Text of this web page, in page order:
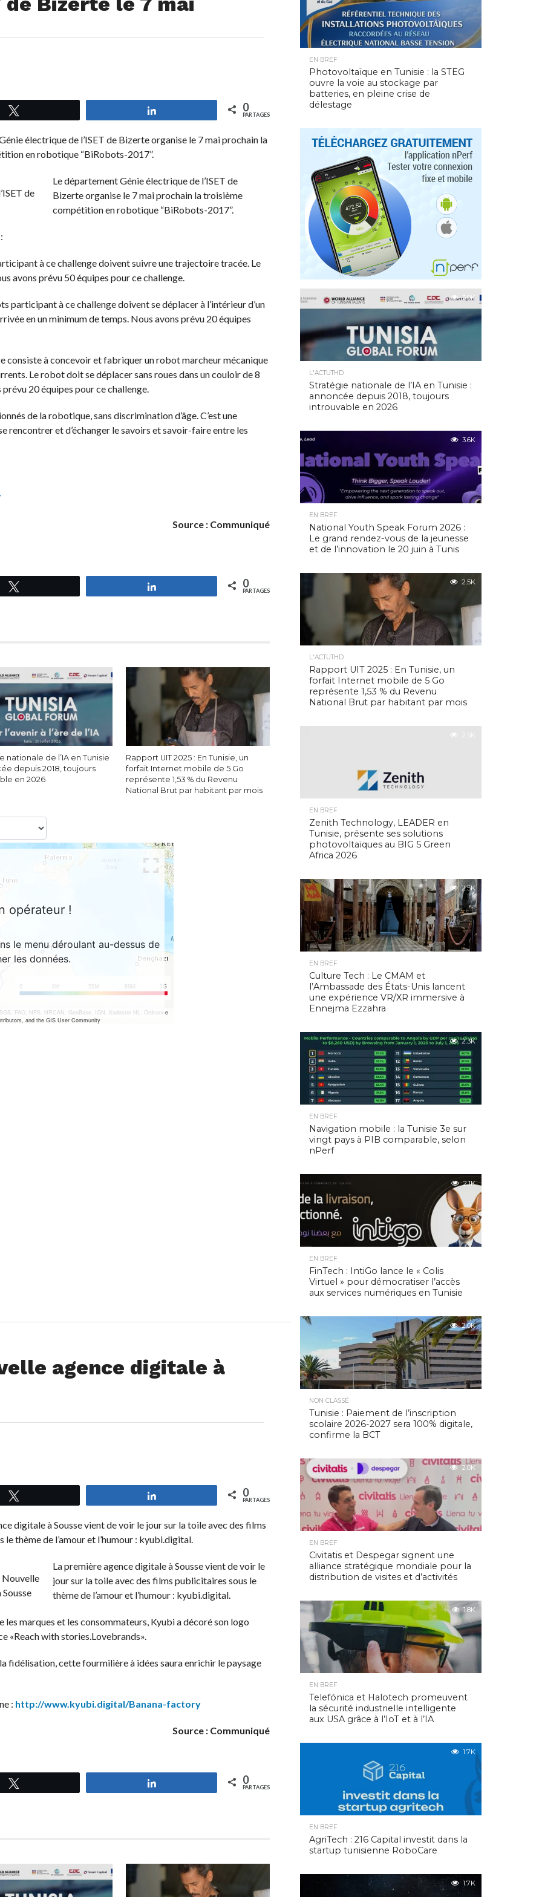
0
PARTAGES
électrique de l’ISET de Bizerte organise le 7 mai prochain la
en robotique “BiRobots-2017”.
Le département Génie électrique de l’ISET de
Bizerte organise le 7 mai prochain la troisième
compétition en robotique “BiRobots-2017”.
à ce challenge doivent suivre une trajectoire tracée. Le
avons prévu 50 équipes pour ce challenge.
participant à ce challenge doivent se déplacer à l’intérieur d’un
en un minimum de temps. Nous avons prévu 20 équipes
consiste à concevoir et fabriquer un robot marcheur mécanique
Le robot doit se déplacer sans roues dans un couloir de 8
20 équipes pour ce challenge.
de la robotique, sans discrimination d’âge. C’est une
rencontrer et d’échanger le savoirs et savoir-faire entre les
Source : Communiqué
0
PARTAGES
nationale de l’IA en Tunisie
depuis 2018, toujours
en 2026
Rapport UIT 2025 : En Tunisie, un
forfait Internet mobile de 5 Go
représente 1,53 % du Revenu
National Brut par habitant par mois
agence digitale à
0
PARTAGES
digitale à Sousse vient de voir le jour sur la toile avec des films
thème de l’amour et l’humour : kyubi.digital.
La première agence digitale à Sousse vient de voir le
jour sur la toile avec des films publicitaires sous le
thème de l’amour et l’humour : kyubi.digital.
marques et les consommateurs, Kyubi a décoré son logo
«Reach with stories.Lovebrands».
fidélisation, cette fourmilière à idées saura enrichir le paysage
: http://www.kyubi.digital/Banana-factory
Source : Communiqué
0
PARTAGES
EN BREF
Photovoltaïque en Tunisie : la STEG
ouvre la voie au stockage par
batteries, en pleine crise de
délestage
5.0K
L'ACTUTHD
Stratégie nationale de l’IA en Tunisie :
annoncée depuis 2018, toujours
introuvable en 2026
3.6K
EN BREF
National Youth Speak Forum 2026 :
Le grand rendez-vous de la jeunesse
et de l’innovation le 20 juin à Tunis
2.5K
L'ACTUTHD
Rapport UIT 2025 : En Tunisie, un
forfait Internet mobile de 5 Go
représente 1,53 % du Revenu
National Brut par habitant par mois
2.5K
EN BREF
Zenith Technology, LEADER en
Tunisie, présente ses solutions
photovoltaïques au BIG 5 Green
Africa 2026
2.5K
EN BREF
Culture Tech : Le CMAM et
l’Ambassade des États-Unis lancent
une expérience VR/XR immersive à
Ennejma Ezzahra
2.3K
EN BREF
Navigation mobile : la Tunisie 3e sur
vingt pays à PIB comparable, selon
nPerf
2.1K
EN BREF
FinTech : IntiGo lance le « Colis
Virtuel » pour démocratiser l’accès
aux services numériques en Tunisie
2.0K
NON CLASSÉ
Tunisie : Paiement de l’inscription
scolaire 2026-2027 sera 100% digitale,
confirme la BCT
2.0K
EN BREF
Civitatis et Despegar signent une
alliance stratégique mondiale pour la
distribution de visites et d’activités
1.8K
EN BREF
Telefónica et Halotech promeuvent
la sécurité industrielle intelligente
aux USA grâce à l’IoT et à l’IA
1.7K
EN BREF
AgriTech : 216 Capital investit dans la
startup tunisienne RoboCare
1.7K